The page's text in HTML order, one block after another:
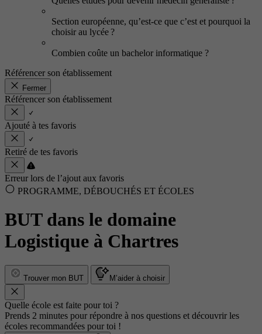
Section européenne, qu’est-ce que c’est et pourquoi la
choisir au lycée ?
Combien coûte un bachelor informatique ?
Référencer son établissement
Fermer
Référencer son établissement
Ajouté à tes favoris
Retiré de tes favoris
Erreur lors de l’ajout aux favoris
PROGRAMME, DÉBOUCHÉS ET ÉCOLES
BUT dans le domaine
Logistique à Chartres
Trouver mon BUT M’aider à choisir
Quelle école est faite pour toi ?
Prends 2 minutes pour répondre à nos questions et découvrir les
écoles recommandées pour toi !